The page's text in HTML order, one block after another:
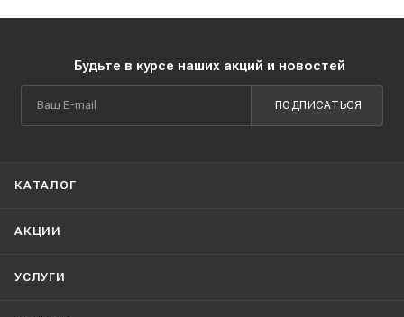
Будьте в курсе наших акций и новостей
ПОДПИСАТЬСЯ
КАТАЛОГ
АКЦИИ
УСЛУГИ